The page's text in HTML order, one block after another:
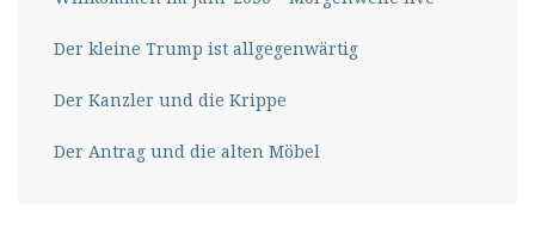
Der kleine Trump ist allgegenwärtig
Der Kanzler und die Krippe
Der Antrag und die alten Möbel